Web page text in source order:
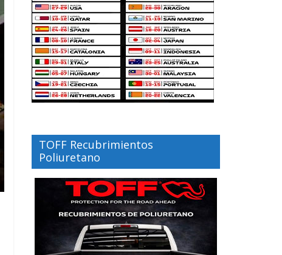
TOFF Recubrimientos
Poliuretano